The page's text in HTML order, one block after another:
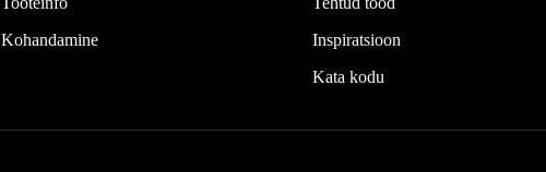
Kohandamine
Inspiratsioon
Kata kodu